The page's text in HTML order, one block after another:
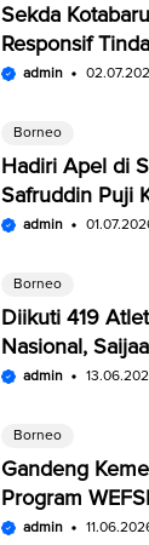
Sekda
Responsif
Warga di SP4N-
admin
Borneo
Hadiri Apel di
Safruddin Puji
Kotabaru
admin
Borneo
Diikuti 419
Nasional,
admin
Borneo
Gandeng
Program
Kotabaru
admin